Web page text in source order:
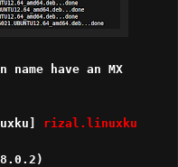
have an MX
rizal.linuxku